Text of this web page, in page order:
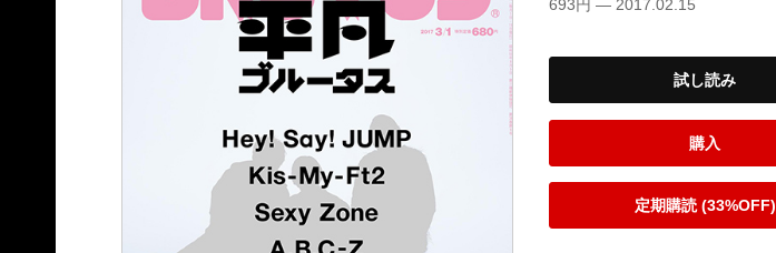
693円 — 2017.02.15
試し読み
購入
定期購読 (33%OFF)